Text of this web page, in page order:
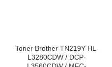
Toner Brother TN219Y HL-
L3280CDW / DCP-